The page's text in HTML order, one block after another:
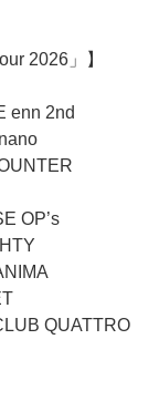
2026」】
enn 2nd
OP’s
QUATTRO